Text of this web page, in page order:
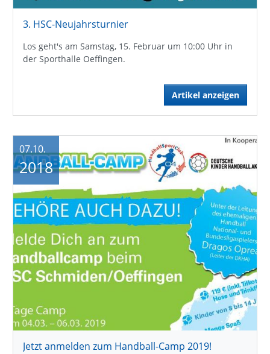
3. HSC-Neujahrsturnier
Los geht's am Samstag, 15. Februar um 10:00 Uhr in
der Sporthalle Oeffingen.
Artikel anzeigen
Jetzt anmelden zum Handball-Camp 2019!
07.10.
2018